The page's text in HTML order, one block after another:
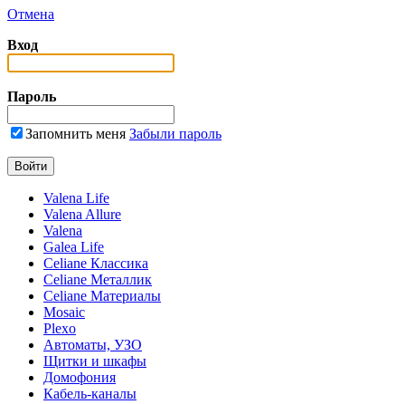
Отмена
Вход
Пароль
Запомнить меня Забыли пароль
Valena Life
Valena Allure
Valena
Galea Life
Celiane Классика
Celiane Металлик
Celiane Материалы
Mosaic
Plexo
Автоматы, УЗО
Щитки и шкафы
Домофония
Кабель-каналы